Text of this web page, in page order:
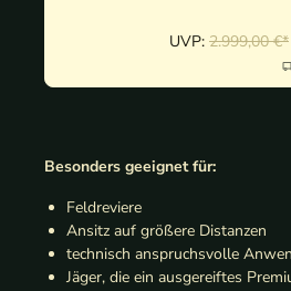
UVP: 2.999,00 €*
Besonders geeignet für:
Feldreviere
Ansitz auf größere Distanzen
technisch anspruchsvolle
Jäger, die ein ausgereiftes